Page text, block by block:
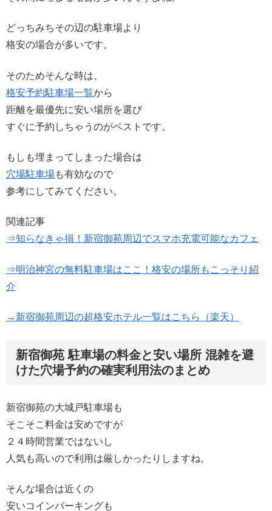
どっちみちその辺の駐車場より
格安の場合が多いです。
そのためそんな時は、
格安予約駐車場一覧から
距離を最優先に安い場所を選び
すぐに予約しちゃうのがベストです。
もしも埋まってしまった場合は
穴場駐車場も有効なので
参考にしてみてください。
関連記事
⇒知らなきゃ損！新宿御苑周辺でスマホ充電可能なカフェ
⇒明治神宮の無料駐車場はここ！格安の場所もこっそり紹
介
→新宿御苑周辺の超格安ホテル一覧はこちら（楽天）
新宿御苑 駐車場の料金と安い場所 混雑を避
けた穴場予約の確実利用法のまとめ
新宿御苑の大城戸駐車場も
そこそこ料金は安めですが
２４時間営業ではないし
人気も高いので利用は厳しかったりしますね。
そんな場合は近くの
安いコインパーキングも